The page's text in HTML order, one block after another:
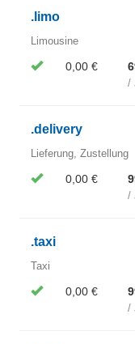
.limo
Limousine
0,00 €
/
.delivery
Lieferung, Zustellung
0,00 €
/
.taxi
Taxi
0,00 €
/